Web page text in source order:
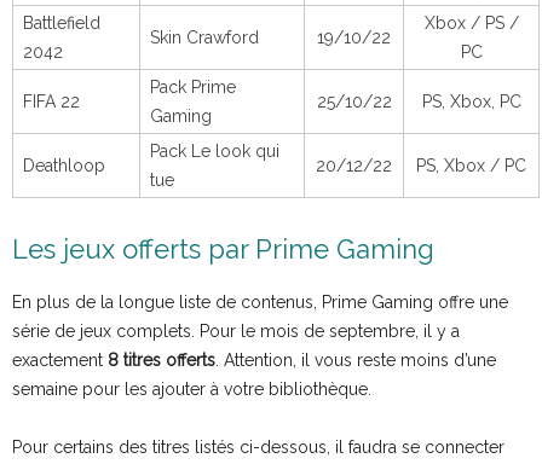
Battlefield
2042
Skin Crawford 19/10/22
Xbox / PS /
PC
FIFA 22
Pack Prime
Gaming
25/10/22 PS, Xbox, PC
Deathloop
Pack Le look qui
tue
20/12/22 PS, Xbox / PC
Les jeux offerts par Prime Gaming
En plus de la longue liste de contenus, Prime Gaming offre une
série de jeux complets. Pour le mois de septembre, il y a
exactement 8 titres offerts . Attention, il vous reste moins d’une
semaine pour les ajouter à votre bibliothèque.
Pour certains des titres listés ci-dessous, il faudra se connecter